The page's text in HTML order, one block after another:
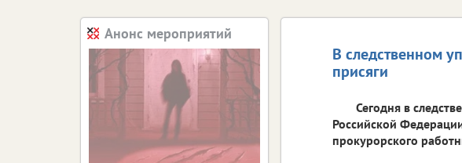
В следственном
присяги
Сегодня в
Российской
прокурорского
Анонс мероприятий